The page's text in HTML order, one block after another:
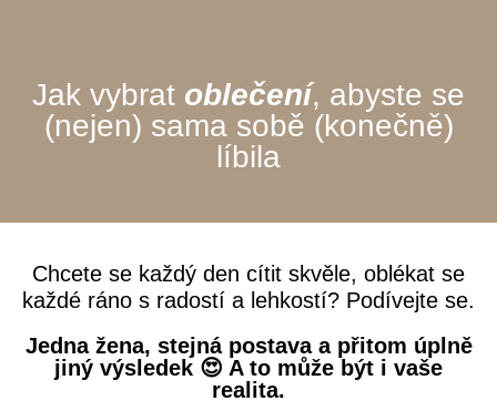
Jak vybrat oblečení, abyste se
(nejen) sama sobě (konečně)
líbila
Chcete se každý den cítit skvěle, oblékat se
každé ráno s radostí a lehkostí? Podívejte se.
Jedna žena, stejná postava a přitom úplně
jiný výsledek 😍 A to může být i vaše
realita.